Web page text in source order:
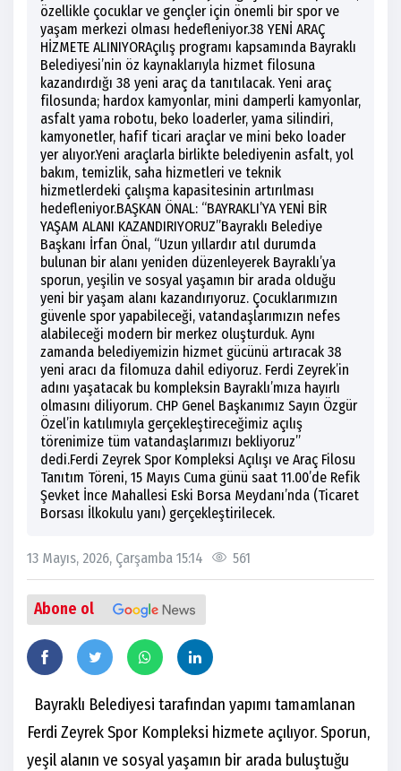
özellikle çocuklar ve gençler için önemli bir spor ve
yaşam merkezi olması hedefleniyor.38 YENİ ARAÇ
HİZMETE ALINIYORAçılış programı kapsamında Bayraklı
Belediyesi’nin öz kaynaklarıyla hizmet filosuna
kazandırdığı 38 yeni araç da tanıtılacak. Yeni araç
filosunda; hardox kamyonlar, mini damperli kamyonlar,
asfalt yama robotu, beko loaderler, yama silindiri,
kamyonetler, hafif ticari araçlar ve mini beko loader
yer alıyor.Yeni araçlarla birlikte belediyenin asfalt, yol
bakım, temizlik, saha hizmetleri ve teknik
hizmetlerdeki çalışma kapasitesinin artırılması
hedefleniyor.BAŞKAN ÖNAL: “BAYRAKLI’YA YENİ BİR
YAŞAM ALANI KAZANDIRIYORUZ”Bayraklı Belediye
Başkanı İrfan Önal, “Uzun yıllardır atıl durumda
bulunan bir alanı yeniden düzenleyerek Bayraklı’ya
sporun, yeşilin ve sosyal yaşamın bir arada olduğu
yeni bir yaşam alanı kazandırıyoruz. Çocuklarımızın
güvenle spor yapabileceği, vatandaşlarımızın nefes
alabileceği modern bir merkez oluşturduk. Aynı
zamanda belediyemizin hizmet gücünü artıracak 38
yeni aracı da filomuza dahil ediyoruz. Ferdi Zeyrek’in
adını yaşatacak bu kompleksin Bayraklı’mıza hayırlı
olmasını diliyorum. CHP Genel Başkanımız Sayın Özgür
Özel’in katılımıyla gerçekleştireceğimiz açılış
törenimize tüm vatandaşlarımızı bekliyoruz”
dedi.Ferdi Zeyrek Spor Kompleksi Açılışı ve Araç Filosu
Tanıtım Töreni, 15 Mayıs Cuma günü saat 11.00’de Refik
Şevket İnce Mahallesi Eski Borsa Meydanı’nda (Ticaret
Borsası İlkokulu yanı) gerçekleştirilecek.
13 Mayıs, 2026, Çarşamba 15:14 561
Abone ol
Bayraklı Belediyesi tarafından yapımı tamamlanan
Ferdi Zeyrek Spor Kompleksi hizmete açılıyor. Sporun,
yeşil alanın ve sosyal yaşamın bir arada buluştuğu